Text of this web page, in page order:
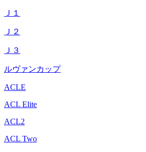
Ｊ１
Ｊ２
Ｊ３
ルヴァンカップ
ACLE
ACL Elite
ACL2
ACL Two